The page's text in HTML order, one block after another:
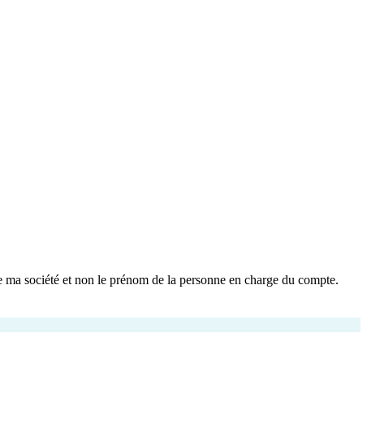
société et non le prénom de la personne en charge du compte.